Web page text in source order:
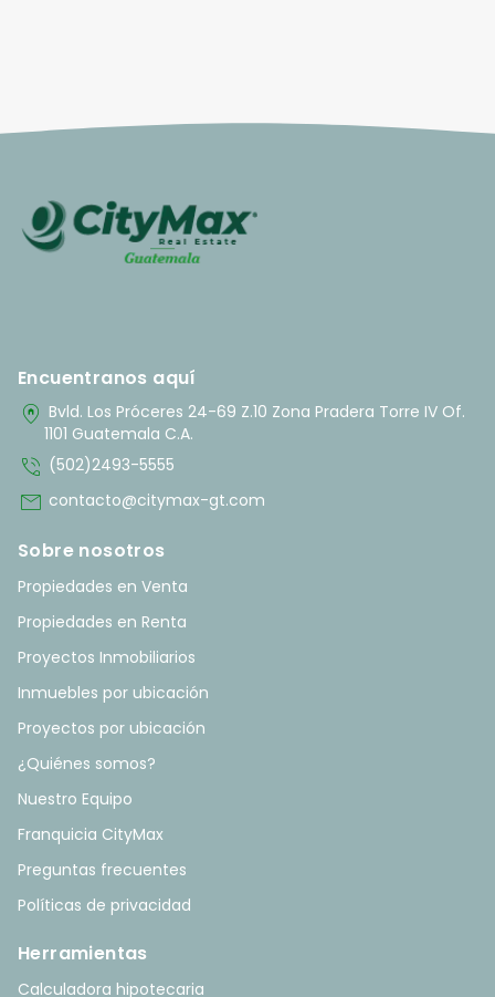
Encuentranos aquí
home_pin Bvld. Los Próceres 24-69 Z.10 Zona Pradera Torre IV Of.
1101 Guatemala C.A.
phone_in_talk (502)2493-5555
mail contacto@citymax-gt.com
Sobre nosotros
Propiedades en Venta
Propiedades en Renta
Proyectos Inmobiliarios
Inmuebles por ubicación
Proyectos por ubicación
¿Quiénes somos?
Nuestro Equipo
Franquicia CityMax
Preguntas frecuentes
Políticas de privacidad
Herramientas
Calculadora hipotecaria